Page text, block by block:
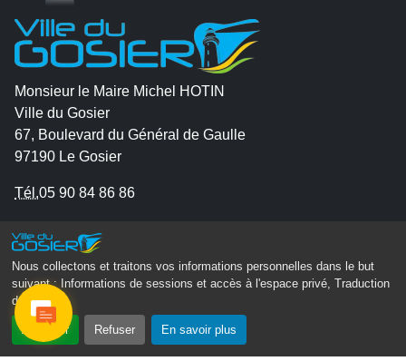
Nous collectons et traitons vos informations personnelles dans le but
suivant :
Informations de sessions et accès à l'espace privé, Traduction
des pages .
Accepter Refuser En savoir plus
Monsieur le Maire Michel HOTIN
Ville du Gosier
67, Boulevard du Général de Gaulle
97190 Le Gosier
Tél.05 90 84 86 86
Contacter la P.R.A.D.A
Contactez le délégué à la protection des données
personnelles - D.P.O
Suivez-nous